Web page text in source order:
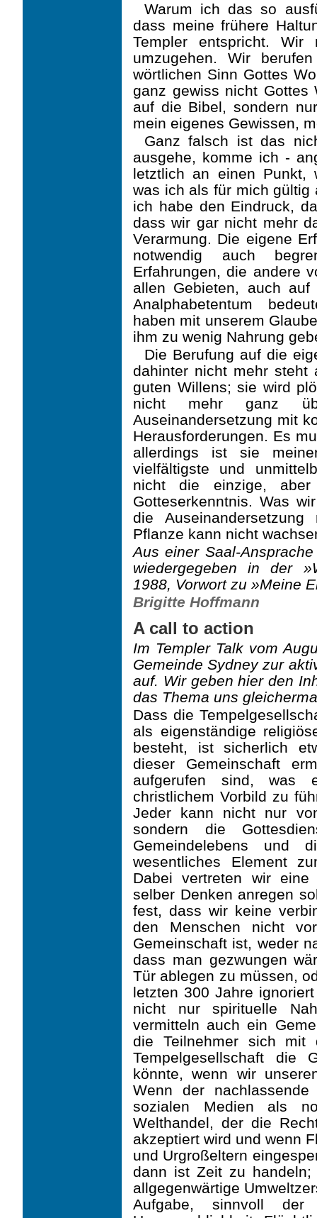
Warum ich das so
dass meine frühere
Templer entspricht.
umzugehen. Wir
wörtlichen Sinn Gottes
ganz gewiss nicht
auf die Bibel, sondern
mein eigenes Gewissen,
Ganz falsch ist das
ausgehe, komme ich -
letztlich an einen Punkt,
was ich als für mich gültig
ich habe den Eindruck,
dass wir gar nicht mehr
Verarmung. Die eigene
notwendig auch
Erfahrungen, die andere
allen Gebieten, auch
Analphabetentum
haben mit unserem
ihm zu wenig Nahrung
Die Berufung auf die
dahinter nicht mehr steht
guten Willens; sie wird
nicht mehr ganz
Auseinandersetzung mit
Herausforderungen. Es
allerdings ist sie
vielfältigste und
nicht die einzige,
Gotteserkenntnis. Was
die
Pflanze kann nicht
Aus einer Saal-
wiedergegeben in der
1988, Vorwort zu »Meine
Brigitte Hoffmann
A call to action
Im Templer Talk vom
Gemeinde Sydney zur
auf. Wir geben hier den
das Thema uns
Dass die
als eigenständige
besteht, ist sicherlich
dieser Gemeinschaft
aufgerufen sind, was
christlichem Vorbild zu
Jeder kann nicht nur
sondern die
Gemeinde­lebens und
wesentliches Element
Dabei vertreten wir eine
selber Denken anregen
fest, dass wir keine
den Menschen nicht
Gemeinschaft ist, weder
dass man gezwungen
Tür ablegen zu müssen,
letzten 300 Jahre
nicht nur spirituelle
vermitteln auch ein
die Teilnehmer sich mit
Tempelgesellschaft die
könnte, wenn wir
Wenn der
sozialen Medien als
Welthandel, der die
akzeptiert wird und wenn
und Urgroßeltern
dann ist Zeit zu
allgegenwärtige
Aufgabe, sinnvoll der